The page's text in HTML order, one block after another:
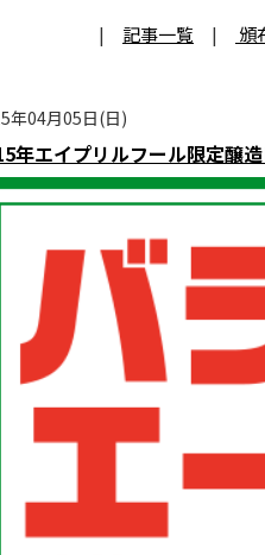
| 記事一覧 | 頒
年04月05日(日)
年エイプリルフール限定醸